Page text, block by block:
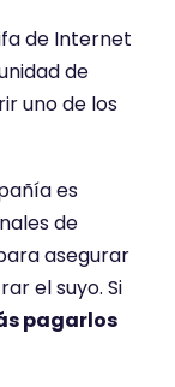
de Internet
de
uno de los
es
de
asegurar
el suyo. Si
pagarlos